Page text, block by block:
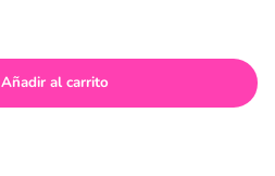
Añadir al carrito